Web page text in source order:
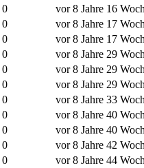
0
vor 8 Jahre 16
0
vor 8 Jahre 17
0
vor 8 Jahre 17
0
vor 8 Jahre 29
0
vor 8 Jahre 29
0
vor 8 Jahre 29
0
vor 8 Jahre 33
0
vor 8 Jahre 40
0
vor 8 Jahre 40
0
vor 8 Jahre 42
0
vor 8 Jahre 44